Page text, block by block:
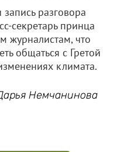
разговора
секретарь принца
журналистам, что
общаться с Гретой
климата.
Немчанинова